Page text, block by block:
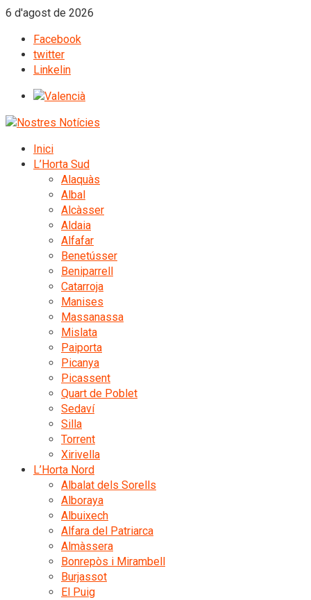
6 d'agost de 2026
Facebook
twitter
Linkelin
Inici
L’Horta Sud
Alaquàs
Albal
Alcàsser
Aldaia
Alfafar
Benetússer
Beniparrell
Catarroja
Manises
Massanassa
Mislata
Paiporta
Picanya
Picassent
Quart de Poblet
Sedaví
Silla
Torrent
Xirivella
L’Horta Nord
Albalat dels Sorells
Alboraya
Albuixech
Alfara del Patriarca
Almàssera
Bonrepòs i Mirambell
Burjassot
El Puig